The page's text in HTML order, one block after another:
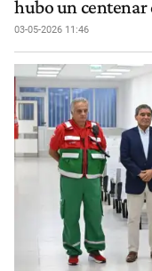
hubo un centenar
03-05-2026 11:46